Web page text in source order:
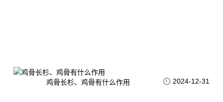
鸡骨长杉、鸡骨有什么作用 2024-12-31